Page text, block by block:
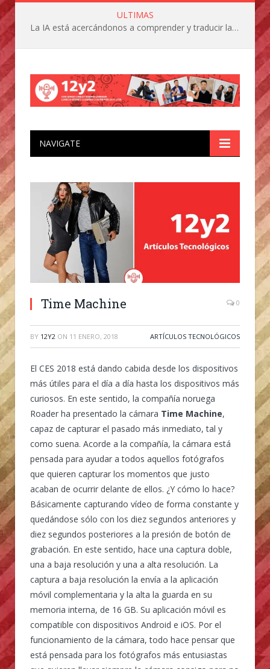
ULTIMAS
La IA está acercándonos a comprender y traducir las vocalizaciones y comportamientos de nuestras mascotas
NAVIGATE
Time Machine 0
BY 12Y2 ON 11 ENERO, 2018 ARTÍCULOS TECNOLÓGICOS
El CES 2018 está dando cabida desde los dispositivos
más útiles para el día a día hasta los dispositivos más
curiosos. En este sentido, la compañía noruega
Roader ha presentado la cámara Time Machine,
capaz de capturar el pasado más inmediato, tal y
como suena. Acorde a la compañía, la cámara está
pensada para ayudar a todos aquellos fotógrafos
que quieren capturar los momentos que justo
acaban de ocurrir delante de ellos. ¿Y cómo lo hace?
Básicamente capturando vídeo de forma constante y
quedándose sólo con los diez segundos anteriores y
diez segundos posteriores a la presión de botón de
grabación. En este sentido, hace una captura doble,
una a baja resolución y una a alta resolución. La
captura a baja resolución la envía a la aplicación
móvil complementaria y la alta la guarda en su
memoria interna, de 16 GB. Su aplicación móvil es
compatible con dispositivos Android e iOS. Por el
funcionamiento de la cámara, todo hace pensar que
está pensada para los fotógrafos más entusiastas